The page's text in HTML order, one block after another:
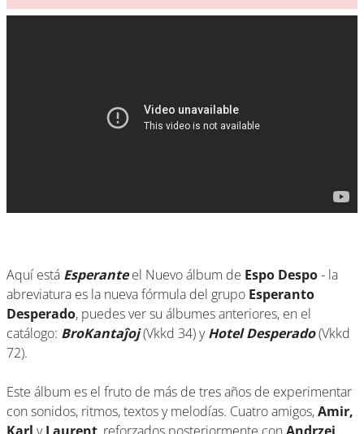
Aquí está Esperanteel Nuevo álbum de Espo Despo- la
abreviatura es la nueva fórmula del grupo Esperanto
Desperado, puedes ver su álbumes anteriores, en el
catálogo: BroKantaĵoj(Vkkd 34) yHotel Desperado(Vkkd
72).
Este álbum es el fruto de más de tres años de experimentar
con sonidos, ritmos, textos y melodías. Cuatro amigos,Amir,